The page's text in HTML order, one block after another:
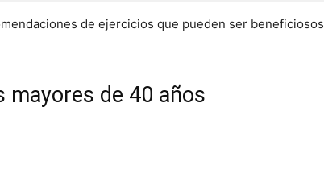
de ejercicios que pueden ser beneficiosos
mayores de 40 años